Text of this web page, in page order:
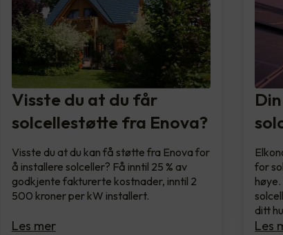
Visste du at du får
solcellestøtte fra Enova?
Visste du at du kan få støtte fra Enova for
å installere solceller? Få inntil 25 % av
godkjente fakturerte kostnader, inntil 2
500 kroner per kW installert.
Les mer
for
ditt
Les